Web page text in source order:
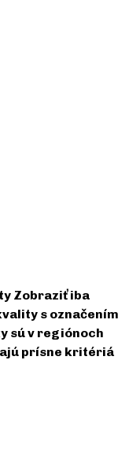
Zobraziť iba
s označením
sú v regiónoch
prísne kritériá